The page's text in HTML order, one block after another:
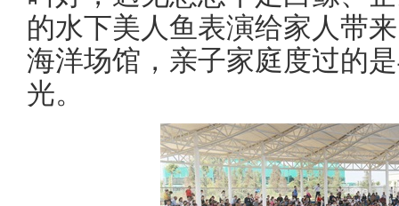
的水下美人鱼表演给家人带
海洋场馆，亲子家庭度过的
光。